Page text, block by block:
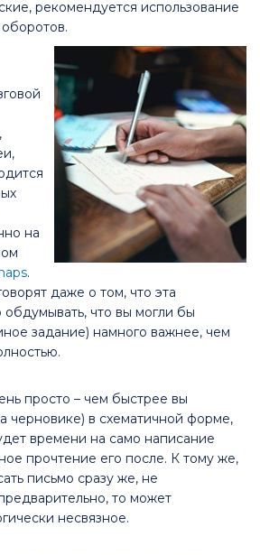
рекомендуется использование
на
.
даже о том, что эта
что вы могли бы
задание) намного важнее, чем
просто – чем быстрее вы
черновике) в схематичной форме,
времени на само написание
прочтение его после. К тому же,
письмо сразу же, не
то может
несвязное.